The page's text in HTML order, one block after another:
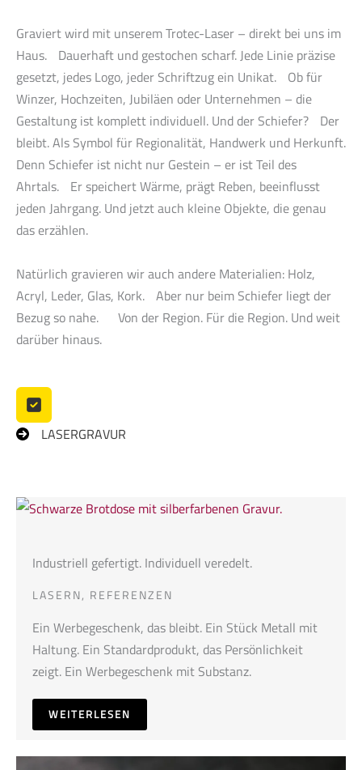
Graviert wird mit unserem Trotec-Laser – direkt bei uns im
Haus. Dauerhaft und gestochen scharf. Jede Linie präzise
gesetzt, jedes Logo, jeder Schriftzug ein Unikat. Ob für
Winzer, Hochzeiten, Jubiläen oder Unternehmen – die
Gestaltung ist komplett individuell. Und der Schiefer? Der
bleibt. Als Symbol für Regionalität, Handwerk und Herkunft.
Denn Schiefer ist nicht nur Gestein – er ist Teil des
Ahrtals. Er speichert Wärme, prägt Reben, beeinflusst
jeden Jahrgang. Und jetzt auch kleine Objekte, die genau
das erzählen.
Natürlich gravieren wir auch andere Materialien: Holz,
Acryl, Leder, Glas, Kork. Aber nur beim Schiefer liegt der
Bezug so nahe. Von der Region. Für die Region. Und weit
darüber hinaus.
LASERGRAVUR
Industriell gefertigt. Individuell veredelt.
LASERN, REFERENZEN
Ein Werbegeschenk, das bleibt. Ein Stück Metall mit
Haltung. Ein Standardprodukt, das Persönlichkeit
zeigt. Ein Werbegeschenk mit Substanz.
WEITERLESEN